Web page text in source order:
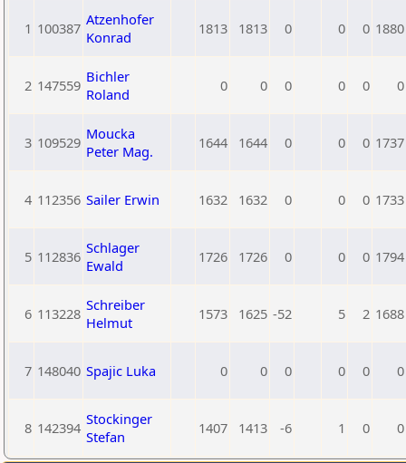
1 100387 Atzenhofer
Konrad
1813 1813 0 0 0 1880
2 147559 Bichler
Roland
0 0 0 0 0 0
3 109529 Moucka
Peter Mag.
1644 1644 0 0 0 1737
4 112356 Sailer Erwin 1632 1632 0 0 0 1733
5 112836 Schlager
Ewald
1726 1726 0 0 0 1794
6 113228 Schreiber
Helmut
1573 1625 -52 5 2 1688
7 148040 Spajic Luka 0 0 0 0 0 0
8 142394 Stockinger
Stefan
1407 1413 -6 1 0 0